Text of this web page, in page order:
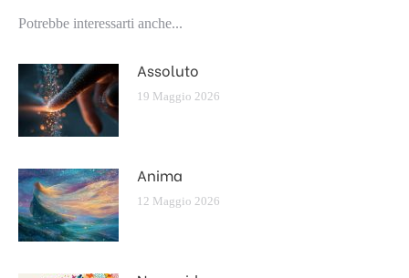
Potrebbe interessarti anche...
Assoluto
19 Maggio 2026
Anima
12 Maggio 2026